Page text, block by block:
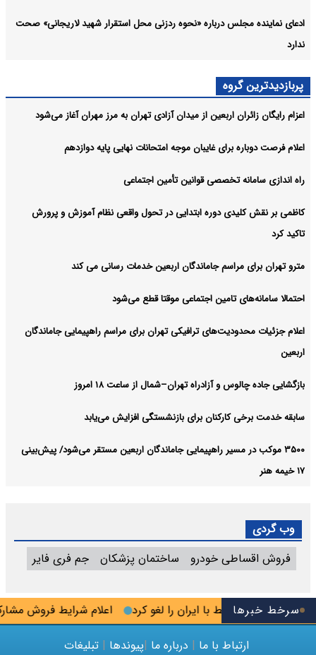
سرخط خبرها اعلام شرایط فروش مشارکت در مرتبط با ایران را لغو کرد
ادعای نماینده مجلس درباره «نحوه ردزنی محل استقرار شهید لاریجانی» صحت
ندارد
پربازدیدترین گروه
اعزام رایگان زائران اربعین از میدان آزادی تهران به مرز مهران آغاز می‌شود
اعلام فرصت دوباره برای غایبان موجه امتحانات نهایی پایه دوازدهم
راه اندازی سامانه تخصصی قوانین تأمین اجتماعی
کاظمی بر نقش کلیدی دوره ابتدایی در تحول واقعی نظام آموزش و پرورش
تاکید کرد
مترو تهران برای مراسم جاماندگان اربعین خدمات رسانی می کند
احتمالا سامانه‌های تامین اجتماعی موقتا قطع می‌شود
اعلام جزئیات محدودیت‌های ترافیکی تهران برای مراسم راهپیمایی جاماندگان
اربعین
بازگشایی جاده چالوس و آزادراه تهران–شمال از ساعت ۱۸ امروز
سابقه خدمت برخی کارکنان برای بازنشستگی افزایش می‌یابد
۳۵۰۰ موکب در مسیر راهپیمایی جاماندگان اربعین مستقر می‌شود/ پیش‌بینی
۱۷ خیمه هنر
وب گردی
فروش اقساطی خودرو
ساختمان پزشکان جم فری فایر
ارتباط با ما | درباره ما |پیوندها | تبلیغات